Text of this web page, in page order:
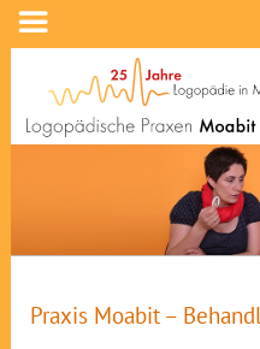
Praxis Moabit –